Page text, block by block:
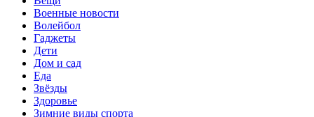
Военные новости
Волейбол
Гаджеты
Дети
Дом и сад
Еда
Звёзды
Здоровье
Зимние виды спорта